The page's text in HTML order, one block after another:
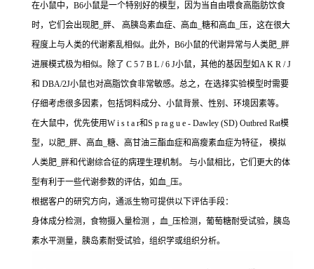
在小鼠中，B6小鼠是一个特别好的模型，因为当自由喂食高脂肪饮食
时，它们会出现肥_胖、 高胰岛素血症、高血_糖和高血_压，这在很大
程度上与人类的代谢紊乱相似。此外，B6小鼠的代谢异常与人类肥_胖
进展模式极为相似。除了 C 5 7 B L / 6 J小鼠，其他的基因型如A K R / J
和 DBA/2J小鼠也对高脂饮食非常敏感。总之，在选择实验模型时需要
仔细考虑很多因素，包括饲料成分、小鼠背景、性别、环境因素等。
在大鼠中，优先使用W i s t a r和S p ra g u e - Dawley (SD) Outbred Rat模
型，以肥_胖、高血_糖、高甘油三酯血症和高瘦素血症为特征， 模拟
人类肥_胖和代谢综合征的病理生理机制。 与小鼠相比，它们更大的体
型有利于一些代谢参数的评估，如血_压。
根据客户的研究方向，通派生物可提供以下评估手段：
身体成分检测，食物摄入量检测 ，血_压检测，葡萄糖耐受试验，胰岛
素水平测量，胰岛素耐受试验，组织学或组织分析。